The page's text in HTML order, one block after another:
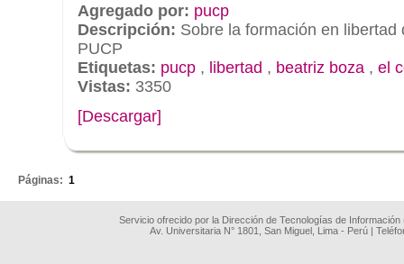
Agregado por: pucp
Descripción: Sobre la formación en libertad
PUCP
Etiquetas: pucp , libertad , beatriz boza , el
Vistas: 3350
[Descargar]
Páginas: 1
Servicio ofrecido por la Dirección de Tecnologías de
Av. Universitaria N° 1801, San Miguel, Lima - Perú |